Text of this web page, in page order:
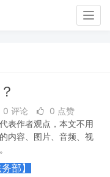
0 评论 0 点赞
表作者观点，本文不用
内容、图片、音频、视
部】